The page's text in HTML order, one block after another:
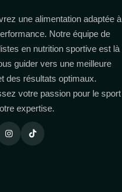
une alimentation adaptée à
Notre équipe de
en nutrition sportive est là
guider vers une meilleure
des résultats optimaux.
votre passion pour le sport
expertise.